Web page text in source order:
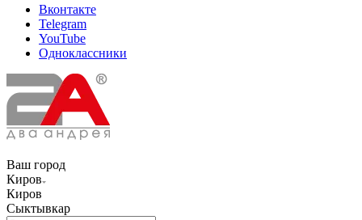
Вконтакте
Telegram
YouTube
Одноклассники
Ваш город
Киров
Киров
Сыктывкар